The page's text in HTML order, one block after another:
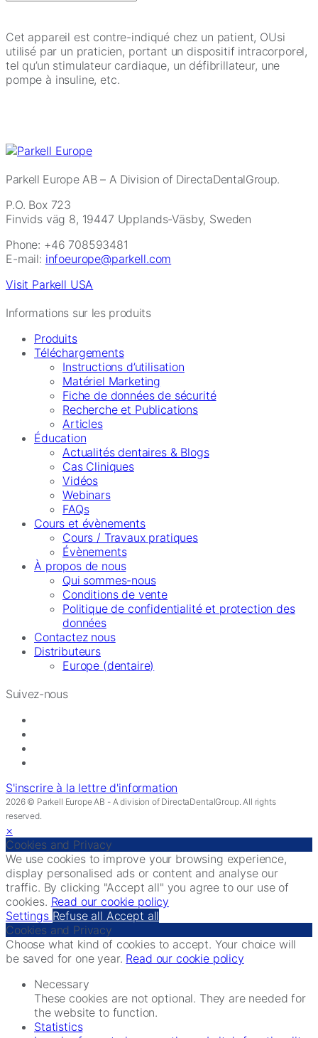
Cet appareil est contre-indiqué chez un patient, OUsi
utilisé par un praticien, portant un dispositif intracorporel,
tel qu’un stimulateur cardiaque, un défibrillateur, une
pompe à insuline, etc.
Parkell Europe AB– A Division of DirectaDentalGroup.
P.O. Box 723
Finvids väg 8, 19447 Upplands-Väsby, Sweden
Phone: +46 708593481
E-mail: infoeurope@parkell.com
Visit Parkell USA
Informations sur les produits
Produits
Téléchargements
Instructions d’utilisation
Matériel Marketing
Fiche de données de sécurité
Recherche et Publications
Articles
Éducation
Actualités dentaires & Blogs
Cas Cliniques
Vidéos
Webinars
FAQs
Cours et évènements
Cours / Travaux pratiques
Évènements
À propos de nous
Qui sommes-nous
Conditions de vente
Politique de confidentialité et protection des
données
Contactez nous
Distributeurs
Europe (dentaire)
Suivez-nous
S'inscrire à la lettre d'information
2026 © Parkell Europe AB - A division of DirectaDentalGroup. All rights
reserved.
×
Cookies and Privacy
We use cookies to improve your browsing experience,
display personalised ads or content and analyse our
traffic. By clicking "Accept all" you agree to our use of
cookies. Read our cookie policy
Settings Refuse all Accept all
Cookies and Privacy
Choose what kind of cookies to accept. Your choice will
be saved for one year. Read our cookie policy
Necessary
These cookies are not optional. They are needed for
the website to function.
Statistics